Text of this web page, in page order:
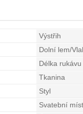
Výstřih
Dolní lem/
Délka rukávu
Tkanina
Styl
Svatební